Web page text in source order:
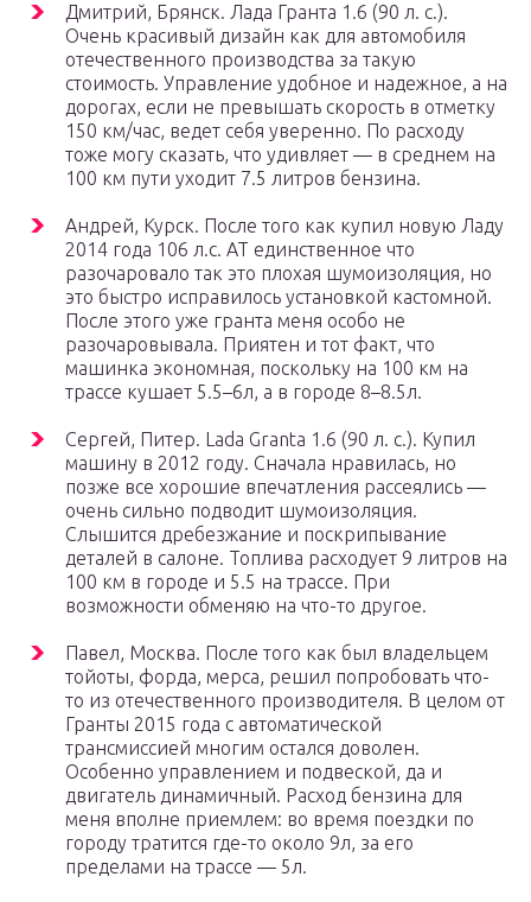
Дмитрий, Брянск. Лада Гранта 1.6 (90 л. с.).
Очень красивый дизайн как для автомобиля
отечественного производства за такую
стоимость. Управление удобное и надежное, а на
дорогах, если не превышать скорость в отметку
150 км/час, ведет себя уверенно. По расходу
тоже могу сказать, что удивляет — в среднем на
100 км пути уходит 7.5 литров бензина.
Андрей, Курск. После того как купил новую Ладу
2014 года 106 л.с. АТ единственное что
разочаровало так это плохая шумоизоляция, но
это быстро исправилось установкой кастомной.
После этого уже гранта меня особо не
разочаровывала. Приятен и тот факт, что
машинка экономная, поскольку на 100 км на
трассе кушает 5.5–6л, а в городе 8–8.5л.
Сергей, Питер. Lada Granta 1.6 (90 л. с.). Купил
машину в 2012 году. Сначала нравилась, но
позже все хорошие впечатления рассеялись —
очень сильно подводит шумоизоляция.
Слышится дребезжание и поскрипывание
деталей в салоне. Топлива расходует 9 литров на
100 км в городе и 5.5 на трассе. При
возможности обменяю на что-то другое.
Павел, Москва. После того как был владельцем
тойоты, форда, мерса, решил попробовать что-
то из отечественного производителя. В целом от
Гранты 2015 года с автоматической
трансмиссией многим остался доволен.
Особенно управлением и подвеской, да и
двигатель динамичный. Расход бензина для
меня вполне приемлем: во время поездки по
городу тратится где-то около 9л, за его
пределами на трассе — 5л.